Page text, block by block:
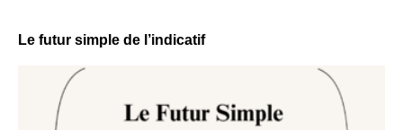
Le futur simple de l’indicatif